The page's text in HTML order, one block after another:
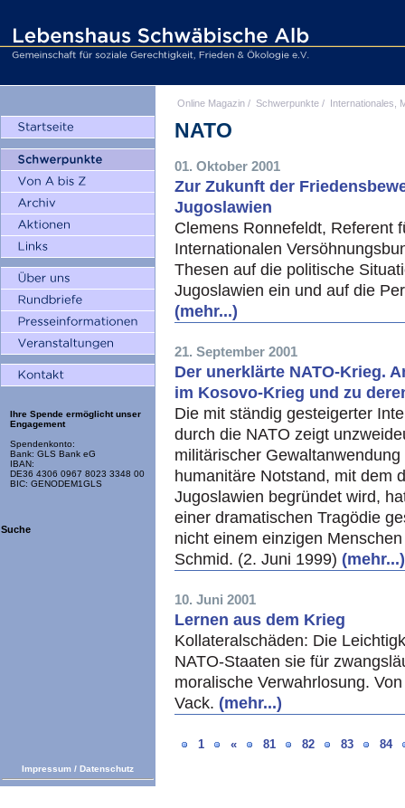
Ihre Spende ermöglicht unser
Engagement
Spendenkonto:
Bank: GLS Bank eG
IBAN:
DE36 4306 0967 8023 3348 00
BIC: GENODEM1GLS
Suche
Online Magazin / Schwerpunkte / Internationales,
NATO
01. Oktober 2001
Zur Zukunft der
Jugoslawien
Clemens Ronnefeldt, Referent
Internationalen
Thesen auf die politische
Jugoslawien ein und auf die
(mehr...)
21. September 2001
Der unerklärte NATO-Krieg.
im Kosovo-Krieg und zu
Die mit ständig gesteigerter
durch die NATO zeigt
militärischer
humanitäre Notstand, mit dem
Jugoslawien begründet wird,
einer dramatischen Tragödie
nicht einem einzigen
Schmid. (2. Juni 1999) (mehr...)
10. Juni 2001
Lernen aus dem Krieg
Kollateralschäden: Die
NATO-Staaten sie für
moralische Verwahrlosung.
Vack. (mehr...)
1 « 81 82 83 84
Impressum / Datenschutz